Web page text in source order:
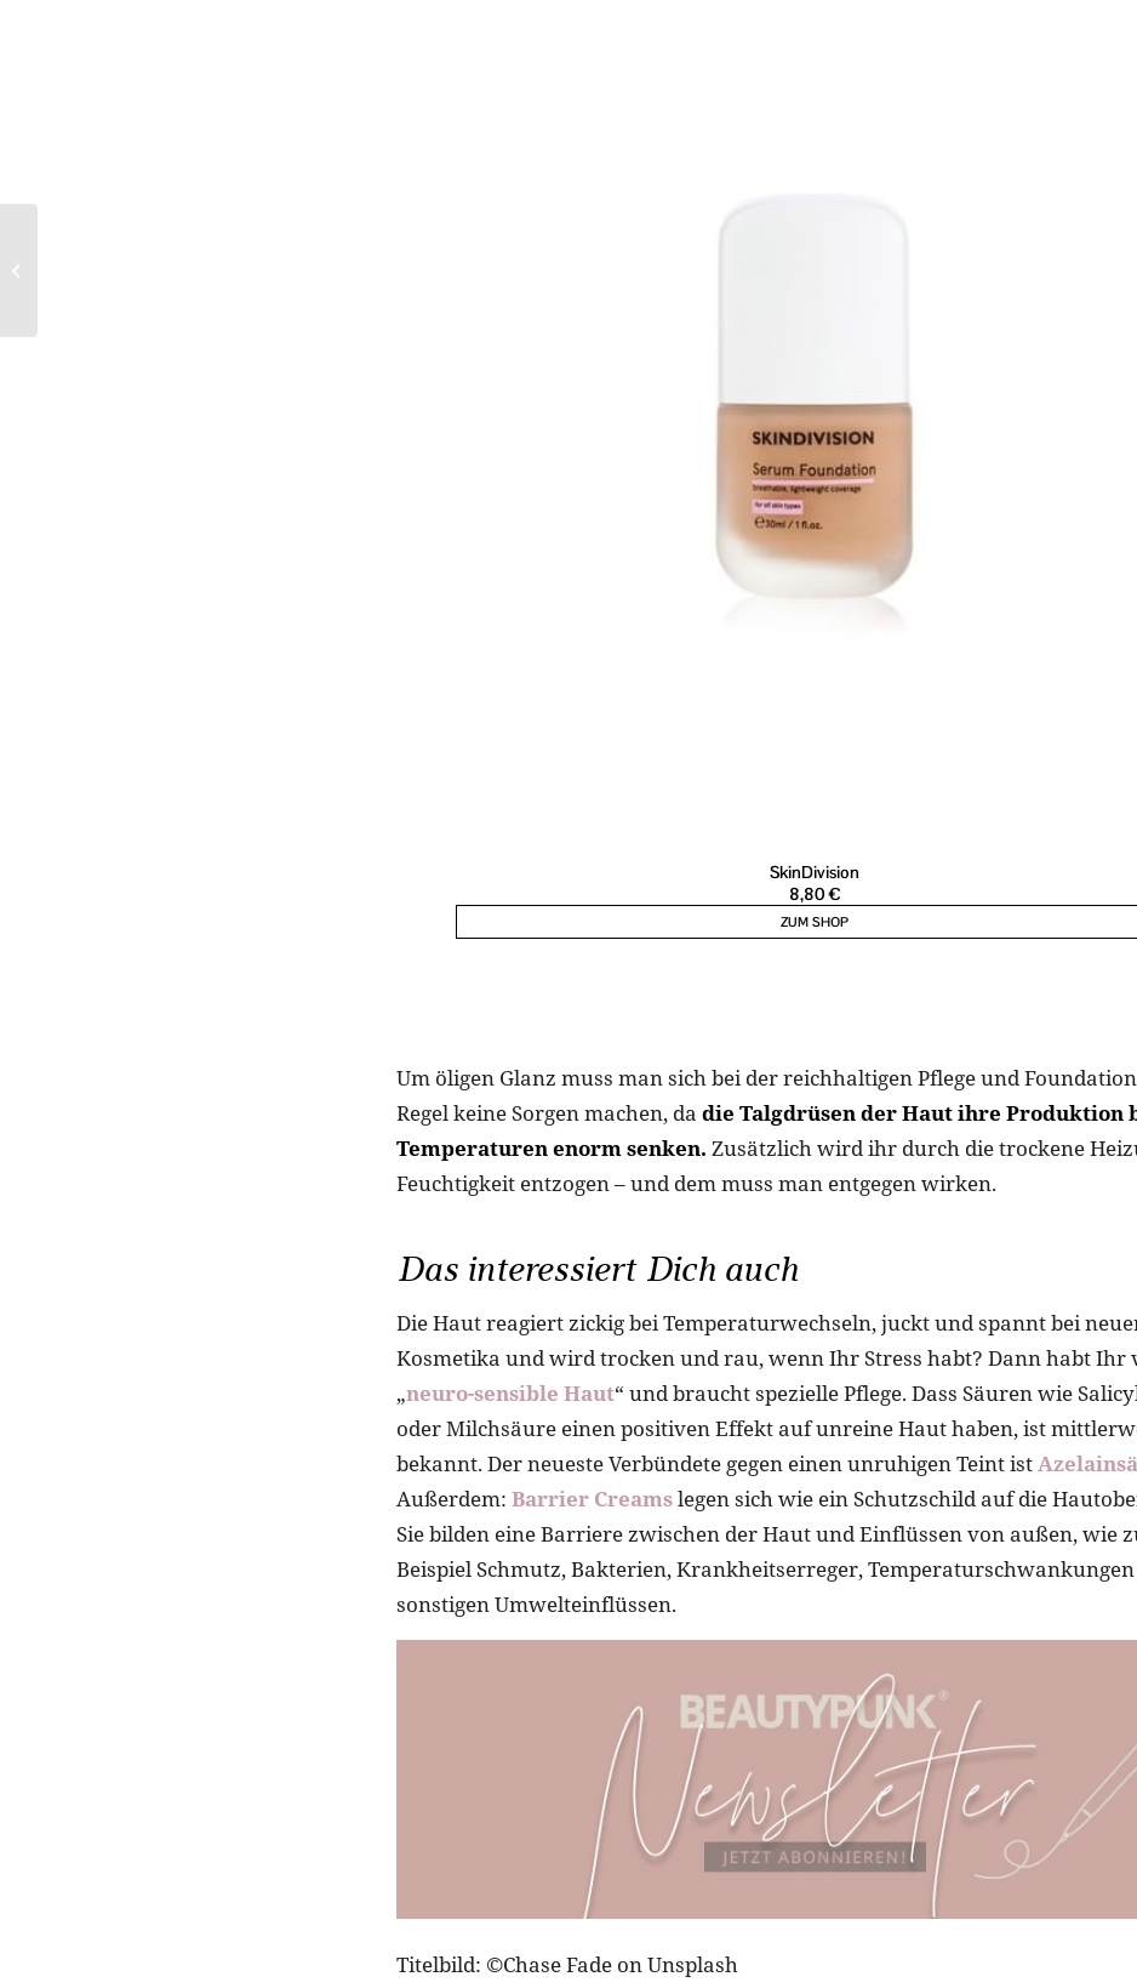
Um öligen Glanz muss man sich bei der reichhaltigen Pflege und
Regel keine Sorgen machen, da die Talgdrüsen der Haut ihre Produktion
Temperaturen enorm senken. Zusätzlich wird ihr durch die trockene
Feuchtigkeit entzogen – und dem muss man entgegen wirken.
Das interessiert Dich auch
Die Haut reagiert zickig bei Temperaturwechseln, juckt und spannt bei
Kosmetika und wird trocken und rau, wenn Ihr Stress habt? Dann habt Ihr
„neuro-sensible Haut“ und braucht spezielle Pflege. Dass Säuren wie
oder Milchsäure einen positiven Effekt auf unreine Haut haben, ist
bekannt. Der neueste Verbündete gegen einen unruhigen Teint ist
Außerdem: Barrier Creamslegen sich wie ein Schutzschild auf die
Sie bilden eine Barriere zwischen der Haut und Einflüssen von außen, wie
Beispiel Schmutz, Bakterien, Krankheitserreger,
sonstigen Umwelteinflüssen.
Titelbild: ©Chase Fade on Unsplash